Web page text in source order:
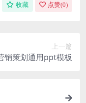
收藏 点赞(0)
上一篇
销策划通用ppt模板